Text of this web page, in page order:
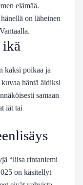
elämää.
on läheinen
kaksi poikaa ja
häntä äidiksi
samaan
iät tai
“liisa rintaniemi
on käsitellyt